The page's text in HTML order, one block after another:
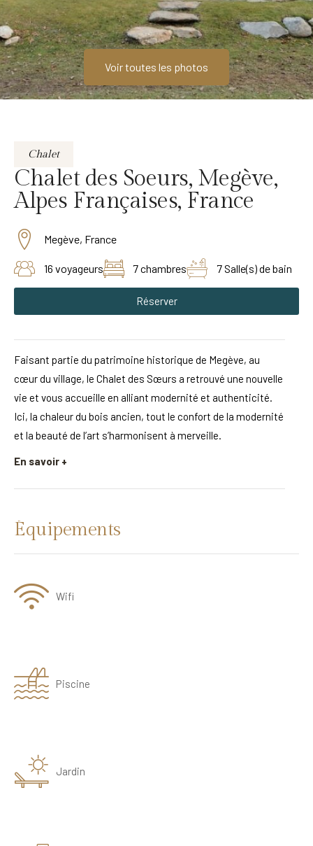
Voir toutes les photos
Chalet
Chalet des Soeurs, Megève,
Alpes Françaises, France
Megève, France
16 voyageurs 7 chambres 7 Salle(s) de bain
Réserver
Faisant partie du patrimoine historique de Megève, au
cœur du village, le Chalet des Sœurs a retrouvé une nouvelle
vie et vous accueille en alliant modernité et authenticité.
Ici, la chaleur du bois ancien, tout le confort de la modernité
et la beauté de l’art s’harmonisent à merveille.
En savoir +
Équipements
Wifi
Piscine
Jardin